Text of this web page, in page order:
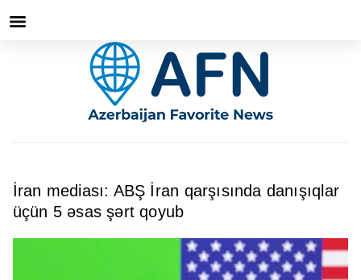
İran mediası: ABŞ İran qarşısında danışıqlar
üçün 5 əsas şərt qoyub